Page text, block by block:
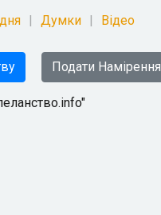
Думки Відео
Подати Намірення